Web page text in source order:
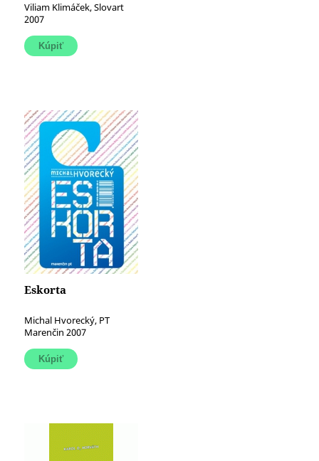
anjeloch)
Viliam Klimáček, Slovart
2007
Eskorta
Michal Hvorecký, PT
Marenčin 2007